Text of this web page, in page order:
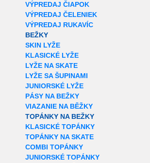
VÝPREDAJ ČIAPOK
VÝPREDAJ ČELENIEK
VÝPREDAJ RUKAVÍC
BEŽKY
SKIN LYŽE
KLASICKÉ LYŽE
LYŽE NA SKATE
LYŽE SA ŠUPINAMI
JUNIORSKÉ LYŽE
PÁSY NA BEŽKY
VIAZANIE NA BĚŽKY
TOPÁNKY NA BEŽKY
KLASICKÉ TOPÁNKY
TOPÁNKY NA SKATE
COMBI TOPÁNKY
JUNIORSKÉ TOPÁNKY